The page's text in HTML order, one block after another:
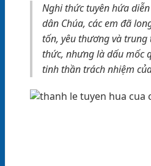
Nghi thức tuyên hứa
dân Chúa, các em đã
tốn, yêu thương và
thức, nhưng là dấu mốc
tinh thần trách nhiệm